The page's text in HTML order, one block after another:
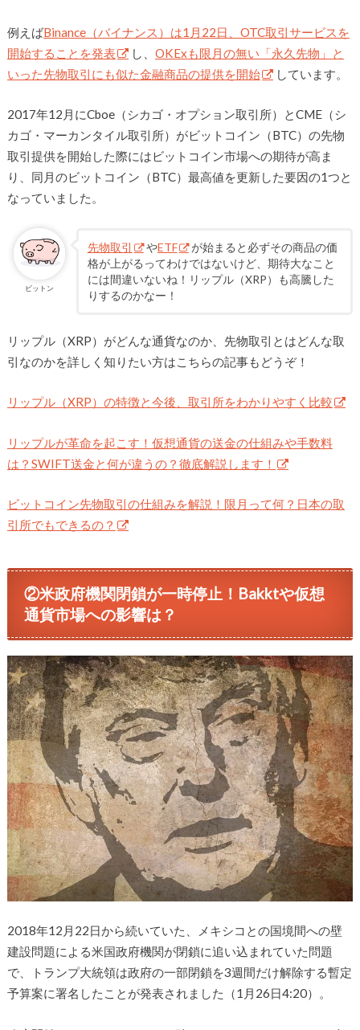
例えばBinance（バイナンス）は1月22日、OTC取引サービスを
開始することを発表
し、 OKExも限月の無い「永久先物」と
いった先物取引にも似た金融商品の提供を開始
しています。
2017年12月にCboe（シカゴ・オプション取引所）とCME（シ
カゴ・マーカンタイル取引所）がビットコイン（BTC）の先物
取引提供を開始した際にはビットコイン市場への期待が高ま
り、同月のビットコイン（BTC）最高値を更新した要因の1つと
なっていました。
ビットン
先物取引 やETF
が始まると必ずその商品の価
格が上がるってわけではないけど、期待大なこと
には間違いないね！リップル（XRP）も高騰した
りするのかなー！
リップル（XRP）がどんな通貨なのか、先物取引とはどんな取
引なのかを詳しく知りたい方はこちらの記事もどうぞ！
リップル（XRP）の特徴と今後、取引所をわかりやすく比較
リップルが革命を起こす！仮想通貨の送金の仕組みや手数料
は？SWIFT送金と何が違うの？徹底解説します！
ビットコイン先物取引の仕組みを解説！限月って何？日本の取
引所でもできるの？
②米政府機関閉鎖が一時停止！Bakktや仮想
通貨市場への影響は？
2018年12月22日から続いていた、メキシコとの国境間への壁
建設問題による米国政府機関が閉鎖に追い込まれていた問題
で、トランプ大統領は政府の一部閉鎖を3週間だけ解除する暫定
予算案に署名したことが発表されました（1月26日4:20）。